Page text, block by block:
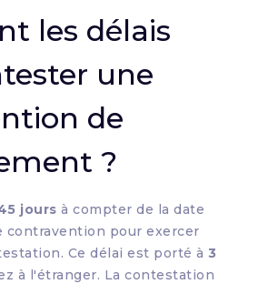
les délais
une
de
?
jours à compter de la date
contravention pour exercer
Ce délai est porté à3
à l'étranger. La contestation